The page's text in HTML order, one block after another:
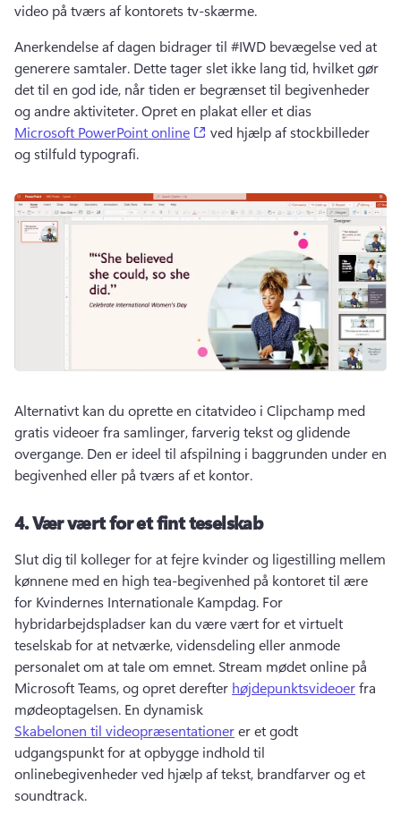
video på tværs af kontorets tv-skærme.
Anerkendelse af dagen bidrager til #IWD bevægelse ved at
generere samtaler. Dette tager slet ikke lang tid, hvilket gør
det til en god ide, når tiden er begrænset til begivenheder
og andre aktiviteter. Opret en plakat eller et dias
Microsoft PowerPoint online
(opens in a new tab)
ved hjælp af stockbilleder
og stilfuld typografi.
Alternativt kan du oprette en citatvideo i Clipchamp med
gratis videoer fra samlinger, farverig tekst og glidende
overgange. Den er ideel til afspilning i baggrunden under en
begivenhed eller på tværs af et kontor.
4.Vær vært for et fint teselskab
Slut dig til kolleger for at fejre kvinder og ligestilling mellem
kønnene med en high tea-begivenhed på kontoret til ære
for Kvindernes Internationale Kampdag. For
hybridarbejdspladser kan du være vært for et virtuelt
teselskab for at netværke, vidensdeling eller anmode
personalet om at tale om emnet. Stream mødet online på
Microsoft Teams, og opret derefter højdepunktsvideoer fra
mødeoptagelsen. En dynamisk
Skabelonen til videopræsentationer er et godt
udgangspunkt for at opbygge indhold til
onlinebegivenheder ved hjælp af tekst, brandfarver og et
soundtrack.